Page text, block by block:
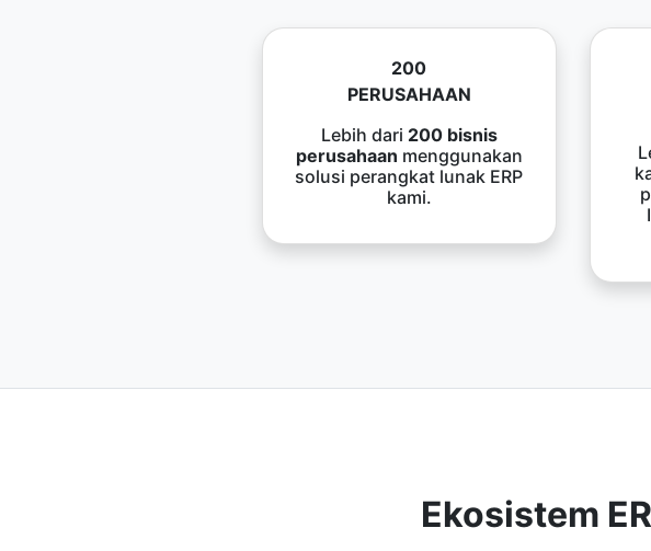
200
PERUSAHAAN
Lebih dari 200 bisnis
perusahaan menggunakan
solusi perangkat lunak ERP
kami.
Ekosistem